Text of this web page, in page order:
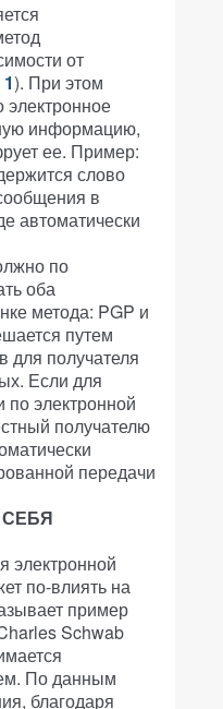
от
). При этом
электронное
информацию,
ее. Пример:
слово
в
автоматически
по
оба
метода: PGP и
путем
для получателя
Если для
по электронной
получателю
передачи
электронной
по-влиять на
пример
Schwab
По данным
благодаря